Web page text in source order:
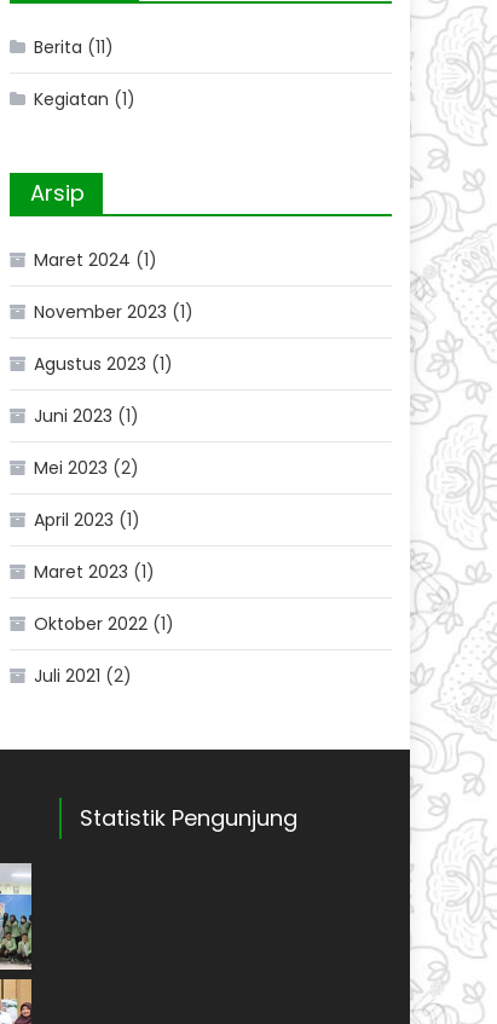
Berita (11)
Kegiatan (1)
Arsip
Maret 2024 (1)
November 2023 (1)
Agustus 2023 (1)
Juni 2023 (1)
Mei 2023 (2)
April 2023 (1)
Maret 2023 (1)
Oktober 2022 (1)
Juli 2021 (2)
Statistik Pengunjung